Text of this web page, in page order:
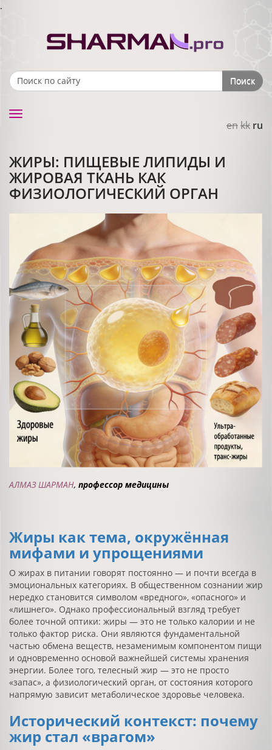
.
Search form Поиск
enkk ru
Toggle
ЖИРЫ: ПИЩЕВЫЕ ЛИПИДЫ И
ЖИРОВАЯ ТКАНЬ КАК
ФИЗИОЛОГИЧЕСКИЙ ОРГАН
АЛМАЗ ШАРМАН, профессор медицины
Жиры как тема, окружённая
мифами и упрощениями
О жирах в питании говорят постоянно — и почти всегда в
эмоциональных категориях. В общественном сознании жир
нередко становится символом «вредного», «опасного» и
«лишнего». Однако профессиональный взгляд требует
более точной оптики: жиры — это не только калории и не
только фактор риска. Они являются фундаментальной
частью обмена веществ, незаменимым компонентом пищи
и одновременно основой важнейшей системы хранения
энергии. Более того, телесный жир — это не просто
«запас», а физиологический орган, от состояния которого
напрямую зависит метаболическое здоровье человека.
Исторический контекст: почему
жир стал «врагом»